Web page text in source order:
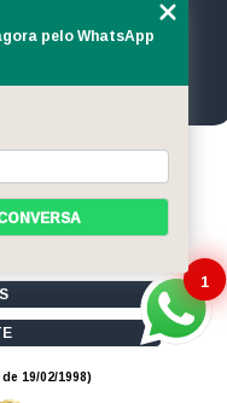
19/02/1998)
1
pelo WhatsApp